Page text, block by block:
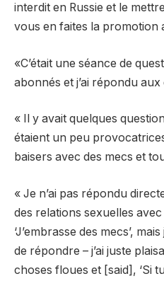
interdit en Russie et le
vous en faites la promotion
«C’était une séance de
abonnés et j’ai répondu aux
« Il y avait quelques
étaient un peu
baisers avec des mecs et
« Je n’ai pas répondu
des relations sexuelles avec
‘J’embrasse des mecs’,
de répondre – j’ai juste
choses floues et [said], ‘Si